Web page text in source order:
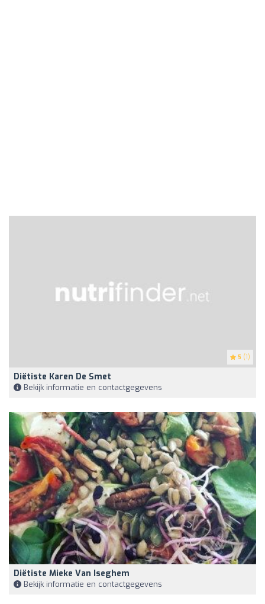
5 (1)
Diëtiste Karen De Smet
Bekijk informatie en contactgegevens
Diëtiste Mieke Van Iseghem
Bekijk informatie en contactgegevens